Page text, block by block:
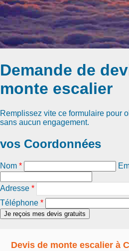
Demande de
monte escalier
Remplissez vite ce formulaire pour
sans aucun engagement.
vos Coordonnées
Nom *
Adresse *
Téléphone *
Devis de monte escalier à